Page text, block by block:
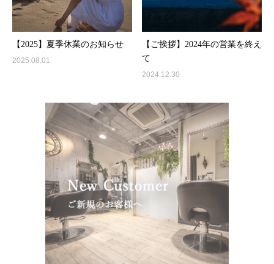
【2025】夏季休業のお知らせ
2025.08.01
【ご挨拶】2024年の営業を終え
て
2024.12.30